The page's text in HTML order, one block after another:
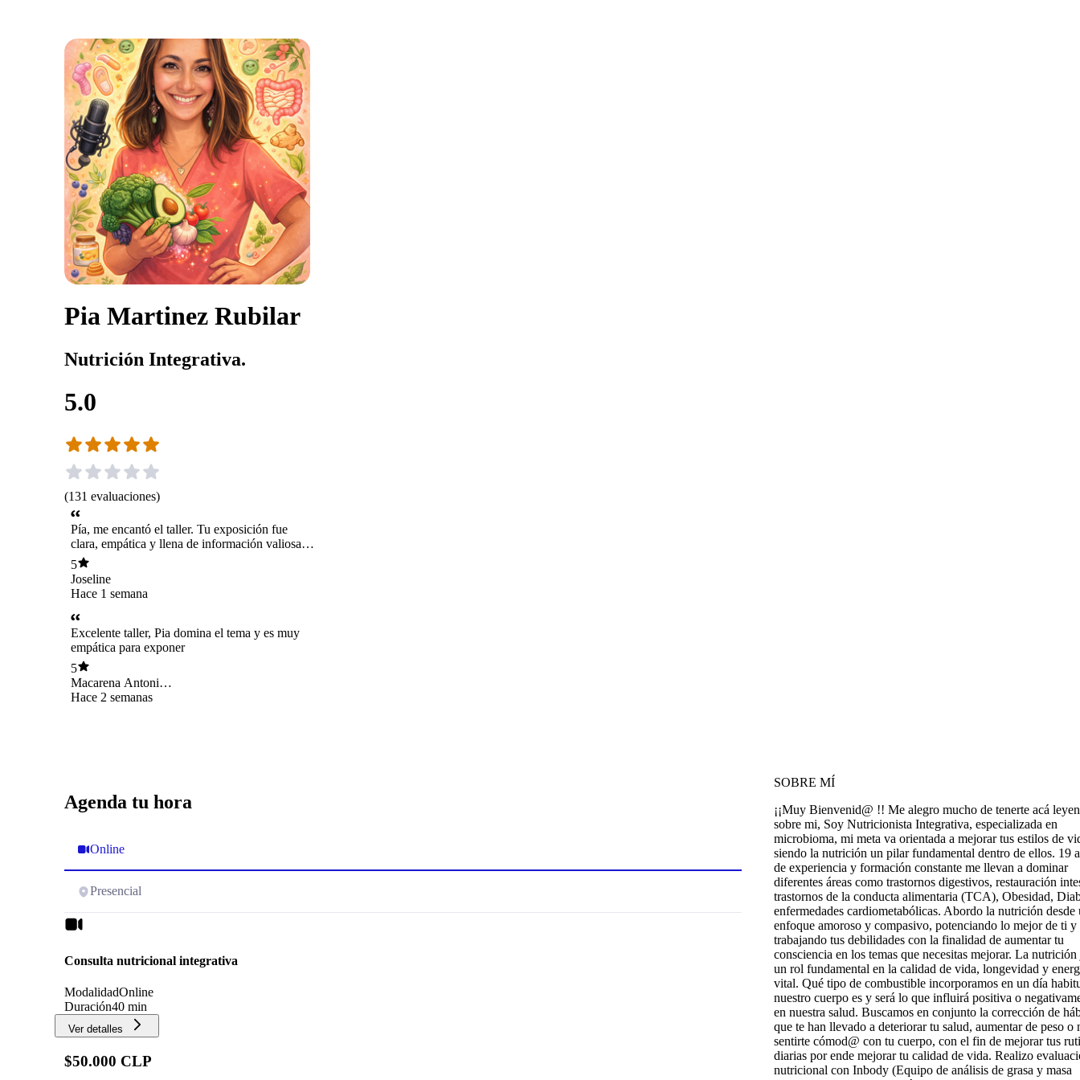
Pia Martinez Rubilar
Nutrición Integrativa.
5.0
(131 evaluaciones)
Pía, me encantó el taller. Tu exposición fue
clara, empática y llena de información valiosa.
Más allá de lo aprendido, agradezco el espacio
seguro que creaste. Fue un regalo darnos ese
tiempo para nosotras y vivir esa conexión tan
linda entre mujeres. Gracias por tu dedicación.
5
Joseline
Hace 1 semana
Excelente taller, Pia domina el tema y es muy
empática para exponer
5
Macarena Antonia
Prado Mendoza
Hace 2 semanas
Agenda tu hora
Online
Presencial
Consulta nutricional integrativa
ModalidadOnline
Duración40 min
Ver detalles
$50.000 CLP
SOBRE MÍ
¡¡Muy Bienvenid@ !! Me alegro mucho de tenerte acá
sobre mi, Soy Nutricionista Integrativa, especializada en
microbioma, mi meta va orientada a mejorar tus estilos de
siendo la nutrición un pilar fundamental dentro de ellos. 19
de experiencia y formación constante me llevan a dominar
diferentes áreas como trastornos digestivos, restauración
trastornos de la conducta alimentaria (TCA), Obesidad,
enfermedades cardiometabólicas. Abordo la nutrición desde
enfoque amoroso y compasivo, potenciando lo mejor de ti y
trabajando tus debilidades con la finalidad de aumentar tu
consciencia en los temas que necesitas mejorar. La nutrición
un rol fundamental en la calidad de vida, longevidad y
vital. Qué tipo de combustible incorporamos en un día
nuestro cuerpo es y será lo que influirá positiva o
en nuestra salud. Buscamos en conjunto la corrección de
que te han llevado a deteriorar tu salud, aumentar de peso o
sentirte cómod@ con tu cuerpo, con el fin de mejorar tus
diarias por ende mejorar tu calidad de vida. Realizo
nutricional con Inbody (Equipo de análisis de grasa y masa